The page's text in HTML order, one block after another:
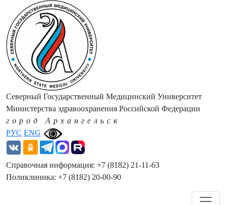
РУС ENG
Северный Государственный Медицинский Университет
Министерства здравоохранения Российской Федерации
город Архангельск
Справочная информация: +7 (8182) 21-11-63
Поликлиника: +7 (8182) 20-00-90